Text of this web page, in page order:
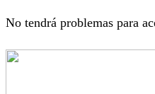
No tendrá problemas para